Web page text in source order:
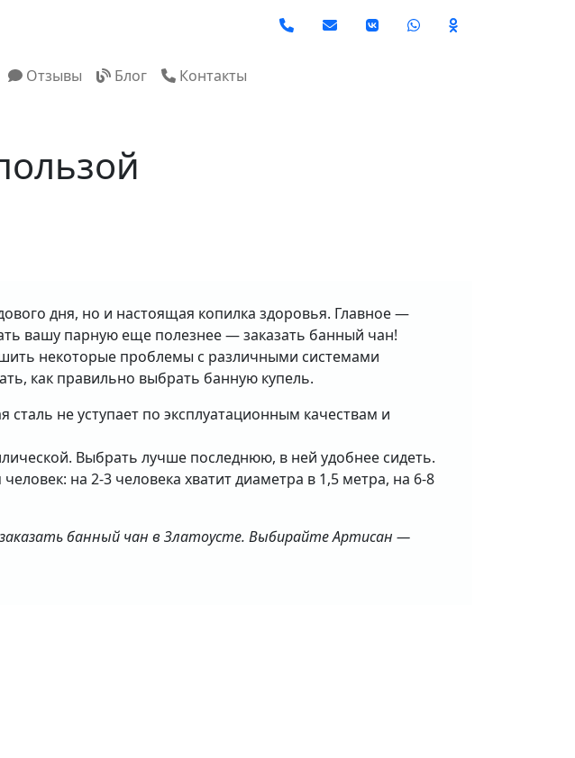
Social
Отзывы Блог Контакты
дня, но и настоящая копилка здоровья. Главное —
вашу парную еще полезнее — заказать банный чан!
некоторые проблемы с различными системами
как правильно выбрать банную купель.
не уступает по эксплуатационным качествам и
Выбрать лучше последнюю, в ней удобнее сидеть.
на 2-3 человека хватит диаметра в 1,5 метра, на 6-8
банный чан в Златоусте. Выбирайте Артисан —